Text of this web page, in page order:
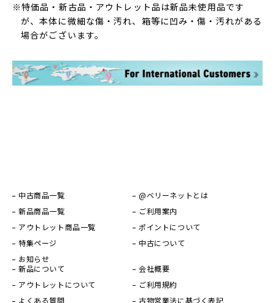
※特価品・新古品・アウトレット品は新品未使用品です
が、本体に微細な傷・汚れ、箱等に凹み・傷・汚れがある
場合がございます。
中古商品一覧
新品商品一覧
アウトレット商品一覧
特集ページ
お知らせ
@ベリーネットとは
ご利用案内
ポイントについて
中古について
新品について
アウトレットについて
よくある質問
会社概要
ご利用規約
古物営業法に基づく表記